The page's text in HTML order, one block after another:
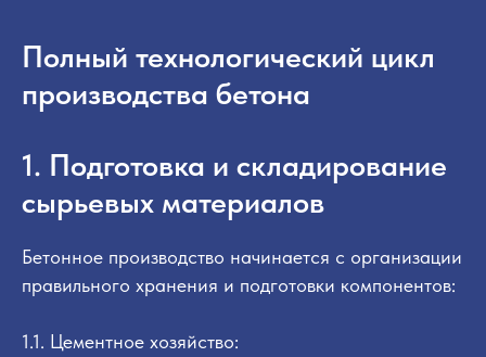
Полный технологический цикл
производства бетона
1. Подготовка и складирование
сырьевых материалов
Бетонное производство начинается с организации
правильного хранения и подготовки компонентов:
1.1. Цементное хозяйство: